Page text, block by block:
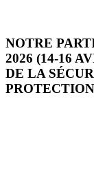
NOTRE
2026 (14-16
DE LA